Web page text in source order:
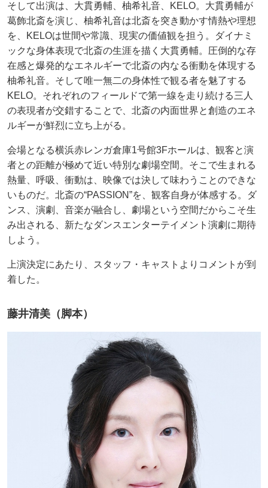
そして出演は、大貫勇輔、柚希礼音、KELO。大貫勇輔が
葛飾北斎を演じ、柚希礼音は北斎を突き動かす情熱や理想
を、KELOは世間や常識、現実の価値観を担う。ダイナミ
ックな身体表現で北斎の生涯を描く大貫勇輔。圧倒的な存
在感と爆発的なエネルギーで北斎の内なる衝動を体現する
柚希礼音。そして唯一無二の身体性で観る者を魅了する
KELO。それぞれのフィールドで第一線を走り続ける三人
の表現者が交錯することで、北斎の内面世界と創造のエネ
ルギーが鮮烈に立ち上がる。
会場となる横浜赤レンガ倉庫1号館3Fホールは、観客と演
者との距離が極めて近い特別な劇場空間。そこで生まれる
熱量、呼吸、衝動は、映像では決して味わうことのできな
いものだ。北斎の“PASSION”を、観客自身が体感する。ダ
ンス、演劇、音楽が融合し、劇場という空間だからこそ生
み出される、新たなダンスエンターテイメント演劇に期待
しよう。
上演決定にあたり、スタッフ・キャストよりコメントが到
着した。
藤井清美（脚本）